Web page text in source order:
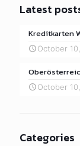
Latest
Kreditkarten
October
October
Categories